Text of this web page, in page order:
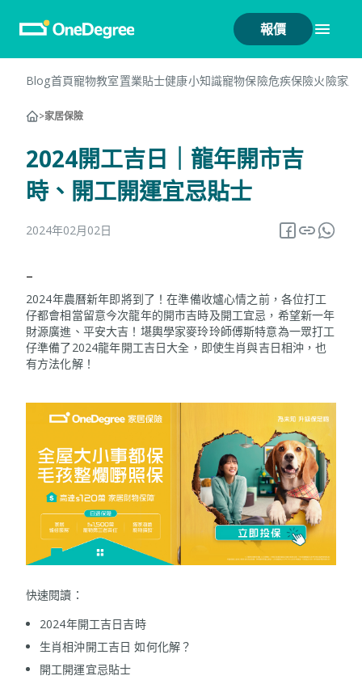
報價
Blog首頁寵物教室置業貼士健康小知識寵物保險危疾保險火險家
>家居保險
2024開工吉日｜龍年開市吉
時、開工開運宜忌貼士
2024年02月02日
–
2024年農曆新年即將到了！在準備收爐心情之前，各位打工
仔都會相當留意今次龍年的開市吉時及開工宜忌，希望新一年
財源廣進、平安大吉！堪輿學家麥玲玲師傅斯特意為一眾打工
仔準備了2024龍年開工吉日大全，即使生肖與吉日相沖，也
有方法化解！
快速閱讀：
2024年開工吉日吉時
生肖相沖開工吉日 如何化解？
開工開運宜忌貼士